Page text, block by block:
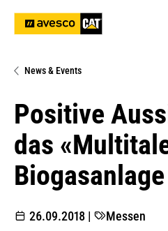
News & Events
Positive
das
Biogasanlage
26.09.2018 | Messen